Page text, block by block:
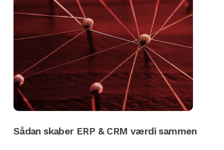
Sådan skaber ERP & CRM værdi sammen